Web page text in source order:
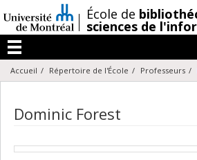
au
contenu
/École de
sciences de
Menu
Accueil Répertoire de l'École Professeurs
Dominic Forest